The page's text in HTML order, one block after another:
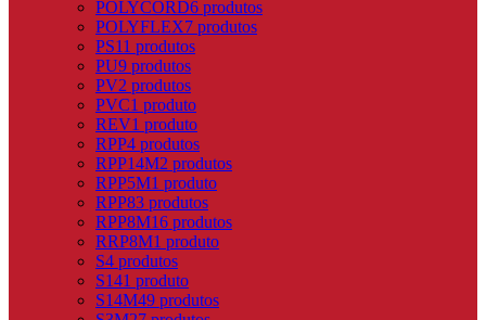
POLYCORD6 produtos
POLYFLEX7 produtos
PS11 produtos
PU9 produtos
PV2 produtos
PVC1 produto
REV1 produto
RPP4 produtos
RPP14M2 produtos
RPP5M1 produto
RPP83 produtos
RPP8M16 produtos
RRP8M1 produto
S4 produtos
S141 produto
S14M49 produtos